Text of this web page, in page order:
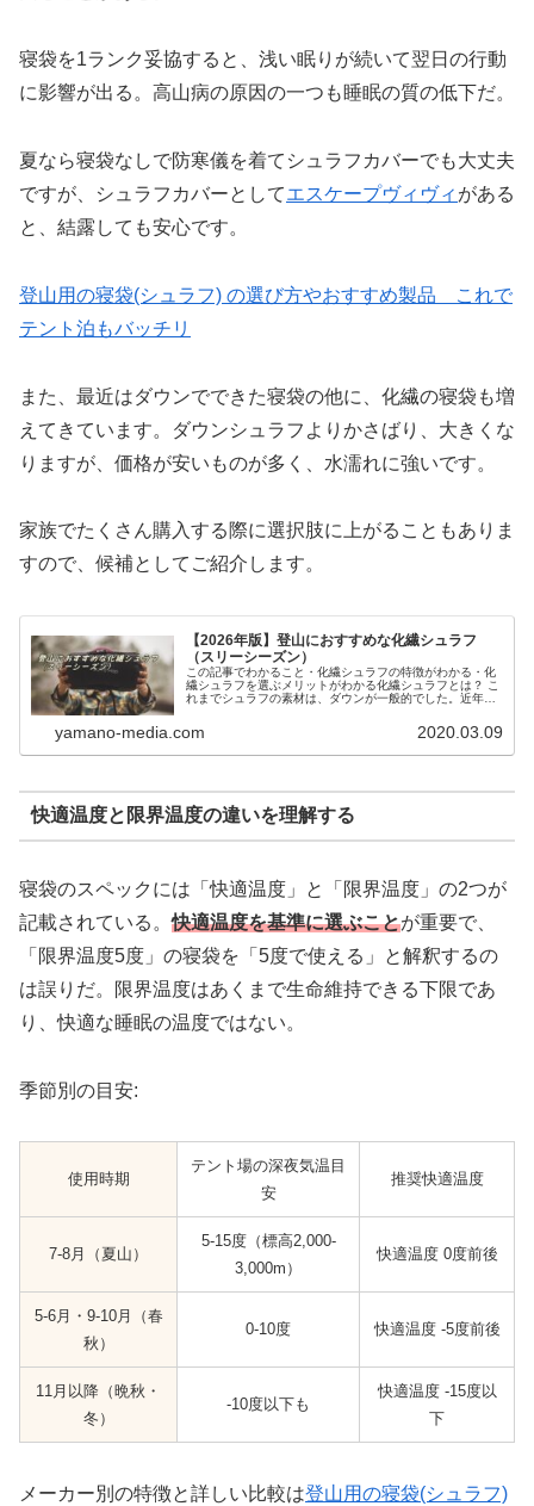
寝袋を1ランク妥協すると、浅い眠りが続いて翌日の行動
に影響が出る。高山病の原因の一つも睡眠の質の低下だ。
夏なら寝袋なしで防寒儀を着てシュラフカバーでも大丈夫
ですが、シュラフカバーとしてエスケープヴィヴィ がある
と、結露しても安心です。
登山用の寝袋(シュラフ) の選び方やおすすめ製品 これで
テント泊もバッチリ
また、最近はダウンでできた寝袋の他に、化繊の寝袋も増
えてきています。ダウンシュラフよりかさばり、大きくな
りますが、価格が安いものが多く、水濡れに強いです。
家族でたくさん購入する際に選択肢に上がることもありま
すので、候補としてご紹介します。
【2026年版】登山におすすめな化繊シュラフ
（スリーシーズン）
この記事でわかること・化繊シュラフの特徴がわかる・化
繊シュラフを選ぶメリットがわかる化繊シュラフとは？ こ
れまでシュラフの素材は、ダウンが一般的でした。近年で
yamano-media.com 2020.03.09
快適温度と限界温度の違いを理解する
寝袋のスペックには「快適温度」と「限界温度」の2つが
記載されている。快適温度を基準に選ぶことが重要で、
「限界温度5度」の寝袋を「5度で使える」と解釈するの
は誤りだ。限界温度はあくまで生命維持できる下限であ
り、快適な睡眠の温度ではない。
季節別の目安:
使用時期
テント場の深夜気温目
安
推奨快適温度
7-8月（夏山）
5-15度（標高2,000-
3,000m）
快適温度 0度前後
5-6月・9-10月（春
秋）
0-10度 快適温度 -5度前後
11月以降（晩秋・
冬）
-10度以下も
快適温度 -15度以
下
メーカー別の特徴と詳しい比較は登山用の寝袋(シュラフ)